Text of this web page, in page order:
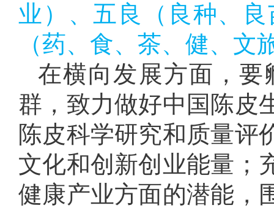
业）、五良（良种、
（药、食、茶、健、文
在横向发展方面，
群，致力做好中国陈皮
陈皮科学研究和质量评
文化和创新创业能量；
健康产业方面的潜能，